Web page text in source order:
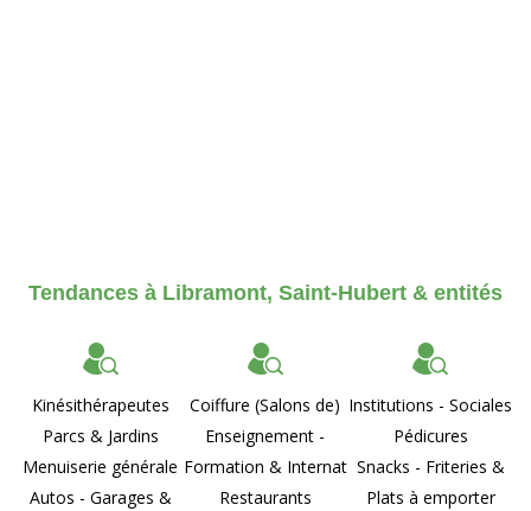
Tendances à Libramont, Saint-Hubert & entités
Kinésithérapeutes
Parcs & Jardins
Menuiserie générale
Autos - Garages &
Coiffure (Salons de)
Enseignement -
Formation & Internat
Restaurants
Institutions - Sociales
Pédicures
Snacks - Friteries &
Plats à emporter